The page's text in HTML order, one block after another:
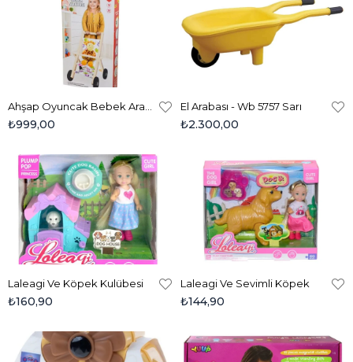
₺999,00
El Arabası - Wb 5757 Sarı
₺2.300,00
Laleagi Ve Köpek Kulübesi
₺160,90
Laleagi Ve Sevimli Köpek
₺144,90